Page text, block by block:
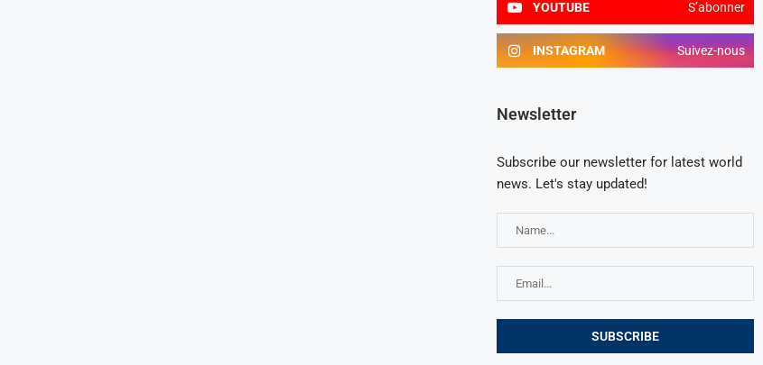
YOUTUBE S’abonner
INSTAGRAM Suivez-nous
Newsletter
Subscribe our newsletter for latest world
news. Let's stay updated!